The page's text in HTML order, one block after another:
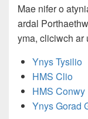
Mae nifer o
ardal
yma, cliciwch ar
Ynys Tysilio
HMS Clio
HMS Conwy
Ynys Gorad